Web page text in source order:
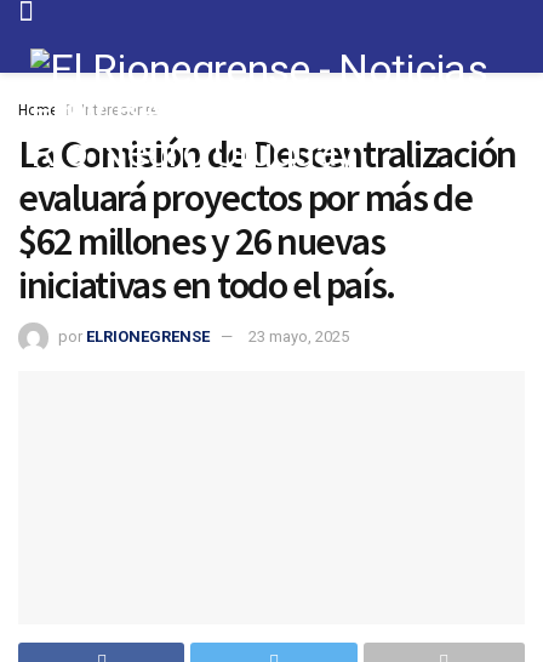
Home Interesante
La Comisión de Descentralización
evaluará proyectos por más de
$62 millones y 26 nuevas
iniciativas en todo el país.
por ELRIONEGRENSE 23 mayo, 2025